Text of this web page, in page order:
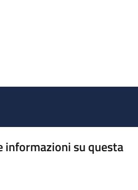
informazioni su questa